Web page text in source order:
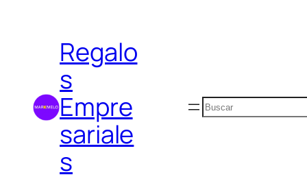
contenidoRegalo
s
Empre
sariale
s
Buscar